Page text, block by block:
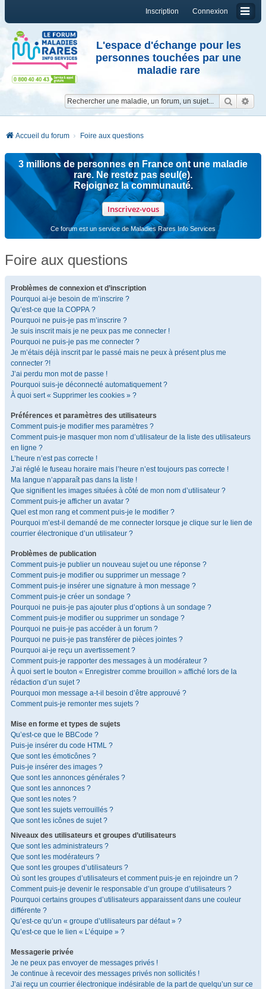
Connexion
Inscription
L'espace d'échange pour les
personnes touchées par une
maladie rare
Accueil du forum Foire aux questions
3 millions de personnes en France ont une maladie
rare. Ne restez pas seul(e).
Rejoignez la communauté.
Inscrivez-vous
Ce forum est un service de Maladies Rares Info Services
Foire aux questions
Problèmes de connexion et d’inscription
Pourquoi ai-je besoin de m’inscrire ?
Qu’est-ce que la COPPA ?
Pourquoi ne puis-je pas m’inscrire ?
Je suis inscrit mais je ne peux pas me connecter !
Pourquoi ne puis-je pas me connecter ?
Je m’étais déjà inscrit par le passé mais ne peux à présent plus me
connecter ?!
J’ai perdu mon mot de passe !
Pourquoi suis-je déconnecté automatiquement ?
À quoi sert « Supprimer les cookies » ?
Préférences et paramètres des utilisateurs
Comment puis-je modifier mes paramètres ?
Comment puis-je masquer mon nom d’utilisateur de la liste des utilisateurs
en ligne ?
L’heure n’est pas correcte !
J’ai réglé le fuseau horaire mais l’heure n’est toujours pas correcte !
Ma langue n’apparaît pas dans la liste !
Que signifient les images situées à côté de mon nom d’utilisateur ?
Comment puis-je afficher un avatar ?
Quel est mon rang et comment puis-je le modifier ?
Pourquoi m’est-il demandé de me connecter lorsque je clique sur le lien de
courrier électronique d’un utilisateur ?
Problèmes de publication
Comment puis-je publier un nouveau sujet ou une réponse ?
Comment puis-je modifier ou supprimer un message ?
Comment puis-je insérer une signature à mon message ?
Comment puis-je créer un sondage ?
Pourquoi ne puis-je pas ajouter plus d’options à un sondage ?
Comment puis-je modifier ou supprimer un sondage ?
Pourquoi ne puis-je pas accéder à un forum ?
Pourquoi ne puis-je pas transférer de pièces jointes ?
Pourquoi ai-je reçu un avertissement ?
Comment puis-je rapporter des messages à un modérateur ?
À quoi sert le bouton « Enregistrer comme brouillon » affiché lors de la
rédaction d’un sujet ?
Pourquoi mon message a-t-il besoin d’être approuvé ?
Comment puis-je remonter mes sujets ?
Mise en forme et types de sujets
Qu’est-ce que le BBCode ?
Puis-je insérer du code HTML ?
Que sont les émoticônes ?
Puis-je insérer des images ?
Que sont les annonces générales ?
Que sont les annonces ?
Que sont les notes ?
Que sont les sujets verrouillés ?
Que sont les icônes de sujet ?
Niveaux des utilisateurs et groupes d’utilisateurs
Que sont les administrateurs ?
Que sont les modérateurs ?
Que sont les groupes d’utilisateurs ?
Où sont les groupes d’utilisateurs et comment puis-je en rejoindre un ?
Comment puis-je devenir le responsable d’un groupe d’utilisateurs ?
Pourquoi certains groupes d’utilisateurs apparaissent dans une couleur
différente ?
Qu’est-ce qu’un « groupe d’utilisateurs par défaut » ?
Qu’est-ce que le lien « L’équipe » ?
Messagerie privée
Je ne peux pas envoyer de messages privés !
Je continue à recevoir des messages privés non sollicités !
J’ai reçu un courrier électronique indésirable de la part de quelqu’un sur ce